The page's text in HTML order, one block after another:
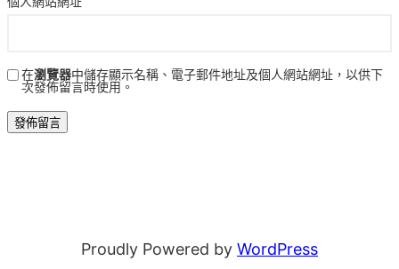
在瀏覽器中儲存顯示名稱、電子郵件地址及個人網站網址，以供下
次發佈留言時使用。
Proudly Powered by WordPress